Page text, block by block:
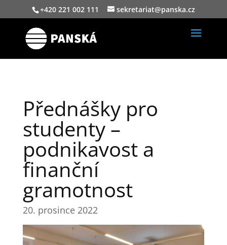
+420 221 002 111 sekretariat@panska.cz
Přednášky pro
studenty –
podnikavost a
finanční
gramotnost
20. prosince 2022